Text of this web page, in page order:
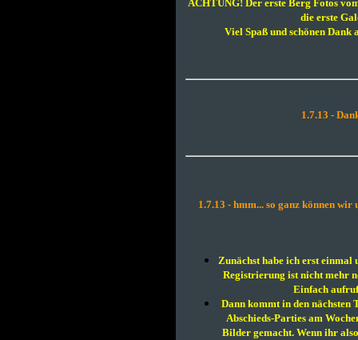
ACHTUNG! Der erste Berg Fotos
die erste
Viel Spaß und schönen
1.7.13 -
1.7.13 - hmm... so ganz können
Zunächst habe ich erst einmal
Registrierung ist nicht mehr
Einfach
Dann kommt in den nächsten
Abschieds-Parties am
Bilder gemacht. Wenn ihr